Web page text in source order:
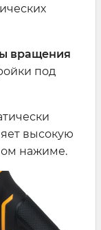
вращения
под
высокую
нажиме.